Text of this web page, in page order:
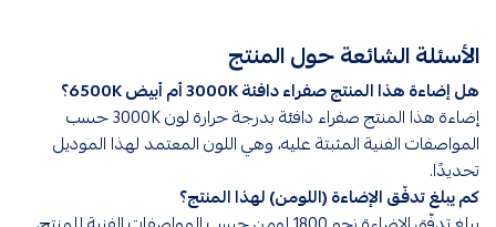
الأسئلة الشائعة حول المنتج
هل إضاءة هذا المنتج صفراء دافئة 3000K أم أبيض 6500K؟
إضاءة هذا المنتج صفراء دافئة بدرجة حرارة لون 3000K حسب
المواصفات الفنية المثبتة عليه، وهي اللون المعتمد لهذا الموديل
تحديدًا.
كم يبلغ تدفّق الإضاءة (اللومن) لهذا المنتج؟